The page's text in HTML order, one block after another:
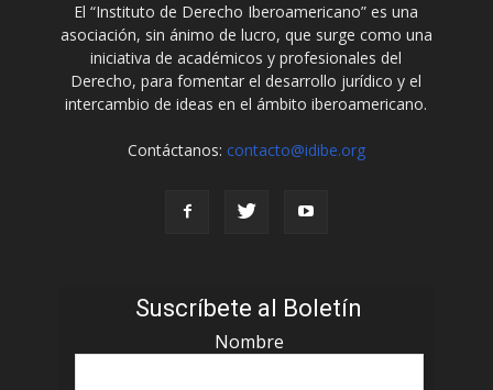
El “Instituto de Derecho Iberoamericano” es una
asociación, sin ánimo de lucro, que surge como una
iniciativa de académicos y profesionales del
Derecho, para fomentar el desarrollo jurídico y el
intercambio de ideas en el ámbito iberoamericano.
Contáctanos: contacto@idibe.org
Suscríbete al Boletín
Nombre